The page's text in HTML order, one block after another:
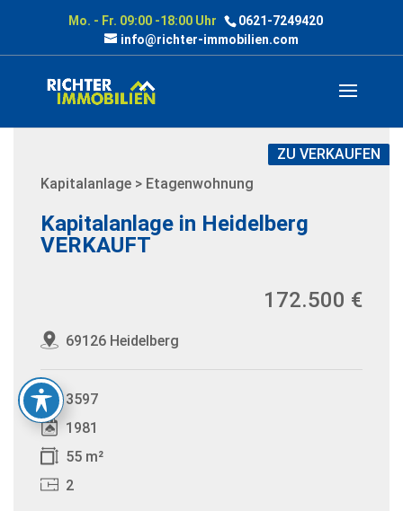
Mo. - Fr. 09:00 -18:00 Uhr
0621-7249420
info@richter-immobilien.com
Kapitalanlage > Etagenwohnung
ZU VERKAUFEN
Kapitalanlage in Heidelberg
VERKAUFT
69126 Heidelberg
172.500 €
3597
1981
55 m²
2